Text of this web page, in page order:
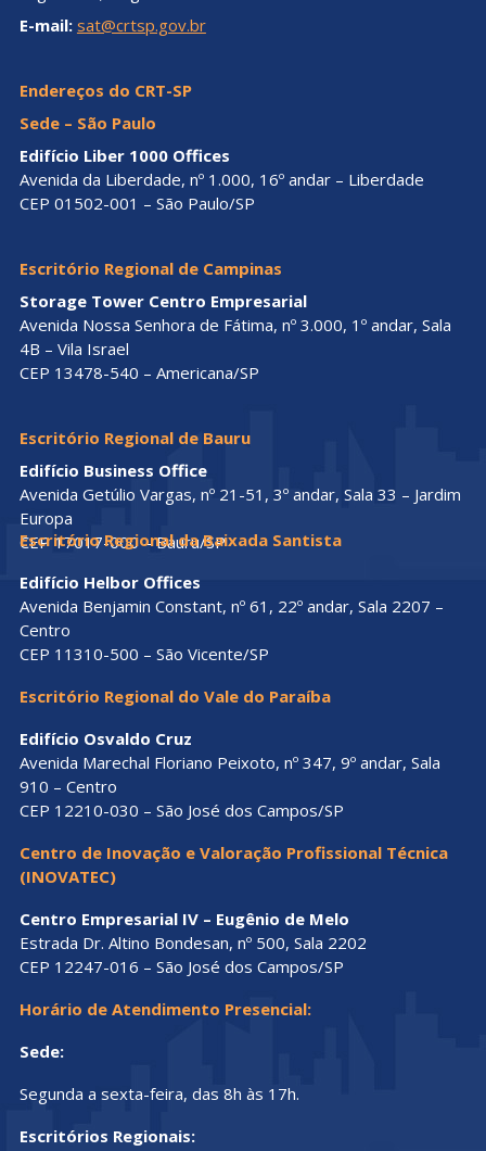
E-mail: sat@crtsp.gov.br
Endereços do CRT-SP
Sede – São Paulo
Edifício Liber 1000 Offices
Avenida da Liberdade, nº 1.000, 16º andar – Liberdade
CEP 01502-001 – São Paulo/SP
Escritório Regional de Campinas
Storage Tower Centro Empresarial
Avenida Nossa Senhora de Fátima, nº 3.000, 1º andar, Sala
4B – Vila Israel
CEP 13478-540 – Americana/SP
Escritório Regional de Bauru
Edifício Business Office
Avenida Getúlio Vargas, nº 21-51, 3º andar, Sala 33 – Jardim
Europa
CEP 17017-000 – Bauru/SP
Escritório Regional da Baixada Santista
Edifício Helbor Offices
Avenida Benjamin Constant, nº 61, 22º andar, Sala 2207 –
Centro
CEP 11310-500 – São Vicente/SP
Escritório Regional do Vale do Paraíba
Edifício Osvaldo Cruz
Avenida Marechal Floriano Peixoto, nº 347, 9º andar, Sala
910 – Centro
CEP 12210-030 – São José dos Campos/SP
Centro de Inovação e Valoração Profissional Técnica
(INOVATEC)
Centro Empresarial IV – Eugênio de Melo
Estrada Dr. Altino Bondesan, nº 500, Sala 2202
CEP 12247-016 – São José dos Campos/SP
Horário de Atendimento Presencial:
Sede:
Segunda a sexta-feira, das 8h às 17h.
Escritórios Regionais: